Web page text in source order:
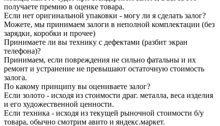
получаете премию в оценке товара.
Если нет оригинальной упаковки - могу ли я сделать залог?
Можете, мы принимаем залоги в неполной комплектации (без
зарядки, коробки и прочее)
Принимаете ли вы технику с дефектами (разбит экран
телефона)?
Принимаем, если повреждения не сильно фатальны и их
ремонт и устранение не превышают остаточную стоимость
залога.
По какому принципу вы оцениваете залог?
Если золото - исходя из стоимости драг. металла, веса изделия
и его художественной ценности.
Если техника - исходя из текущей рыночной стоимости б/у
товара, обычно смотрим авито и яндекс.маркет.